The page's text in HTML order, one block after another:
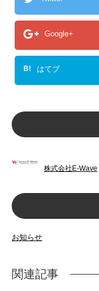
Google+
B! はてブ
株式会社E-Wave
お知らせ
関連記事